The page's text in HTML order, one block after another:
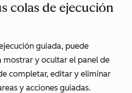
colas de ejecución
guiada, puede
mostrar y ocultar el panel de
completar, editar y eliminar
y acciones guiadas.